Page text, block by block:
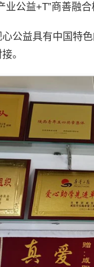
业公益+T”商善融
公益具有中国特
。